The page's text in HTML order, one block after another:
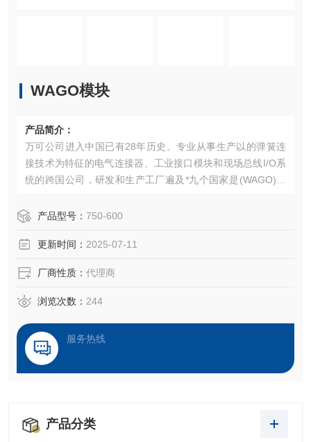
WAGO模块
产品简介：
万可公司进入中国已有28年历史。专业从事生产以的弹簧连
接技术为特征的电气连接器、工业接口模块和现场总线I/O系
统的跨国公司，研发和生产工厂遍及*九个国家‌是(WAGO)公
接线端子等，以弹簧夹持连接技术为核心，具有高可靠性、
业自动化领域
产品型号： 750-600
更新时间： 2025-07-11
厂商性质： 代理商
浏览次数： 244
服务热线
产品分类